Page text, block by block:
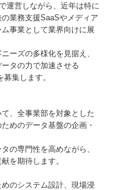
運営しながら、近年は特に
業務支援SaaSやメディア
事業として業界向けに展
ーズの多様化を見据え、
タの力で加速させる
集します。
、全事業部を対象とした
めのデータ基盤の企画・
の専門性を高めながら、
を期待します。
のシステム設計、現場浸